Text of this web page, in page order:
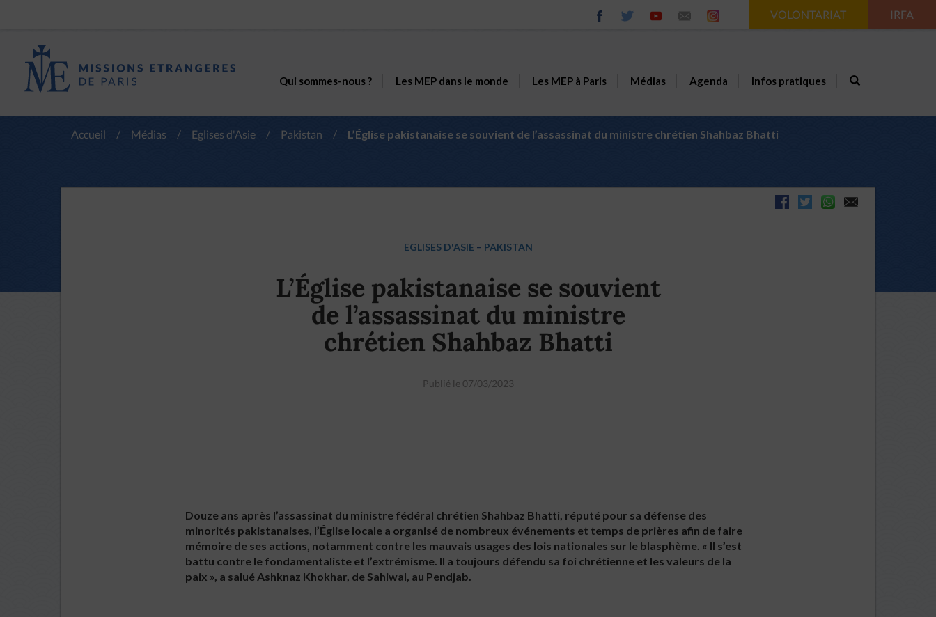
VOLONTARIAT IRFA
Qui sommes-nous ? Les MEP dans le monde Les MEP à Paris Médias Agenda Infos pratiques
Accueil / Médias / Eglises d'Asie / Pakistan / L’Église pakistanaise se souvient de l’assassinat du ministre chrétien Shahbaz Bhatti
EGLISES D'ASIE – PAKISTAN
L’Église pakistanaise se souvient
de l’assassinat du ministre
chrétien Shahbaz Bhatti
Publié le 07/03/2023
Douze ans après l’assassinat du ministre fédéral chrétien Shahbaz Bhatti, réputé pour sa défense des
minorités pakistanaises, l’Église locale a organisé de nombreux événements et temps de prières afin de faire
mémoire de ses actions, notamment contre les mauvais usages des lois nationales sur le blasphème. « Il s’est
battu contre le fondamentaliste et l’extrémisme. Il a toujours défendu sa foi chrétienne et les valeurs de la
paix », a salué Ashknaz Khokhar, de Sahiwal, au Pendjab.